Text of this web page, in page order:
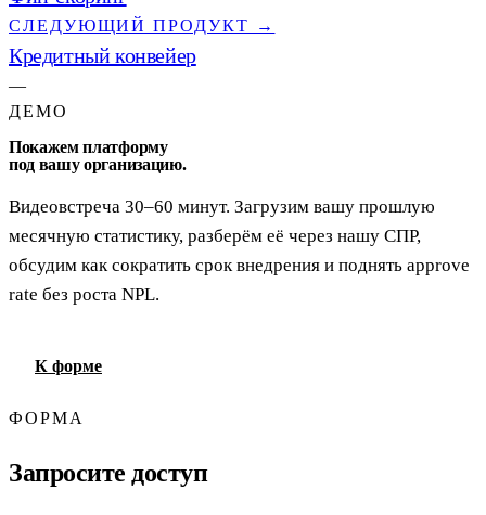
СЛЕДУЮЩИЙ ПРОДУКТ →
Кредитный конвейер
—
ДЕМО
Покажем платформу
под вашу организацию.
Видеовстреча 30–60 минут. Загрузим вашу прошлую
месячную статистику, разберём её через нашу СПР,
обсудим как сократить срок внедрения и поднять approve
rate без роста NPL.
К форме
ФОРМА
Запросите доступ